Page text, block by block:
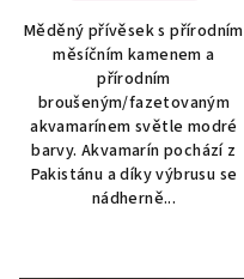
Měděný přívěsek s přírodním
měsíčním kamenem a
přírodním
broušeným/fazetovaným
akvamarínem světle modré
barvy. Akvamarín pochází z
Pakistánu a díky výbrusu se
nádherně...